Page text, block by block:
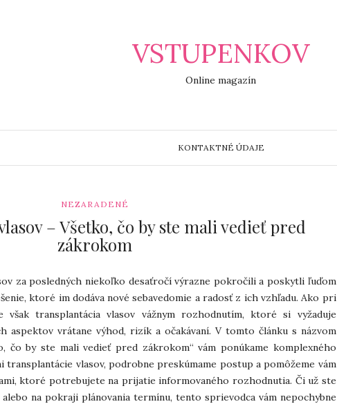
VSTUPENKOV
Online magazín
KONTAKTNÉ ÚDAJE
NEZARADENÉ
– Všetko, čo by ste mali vedieť pred
zákrokom
za posledných niekoľko desaťročí výrazne pokročili a poskytli ľuďom
ktoré im dodáva nové sebavedomie a radosť z ich vzhľadu. Ako pri
však transplantácia vlasov vážnym rozhodnutím, ktoré si vyžaduje
aspektov vrátane výhod, rizík a očakávaní. V tomto článku s názvom
čo by ste mali vedieť pred zákrokom“ vám ponúkame komplexného
transplantácie vlasov, podrobne preskúmame postup a pomôžeme vám
ktoré potrebujete na prijatie informovaného rozhodnutia. Či už ste
na pokraji plánovania termínu, tento sprievodca vám nepochybne